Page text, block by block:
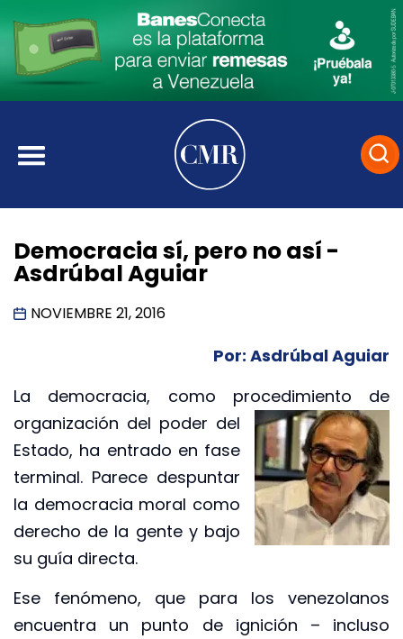
Democracia sí, pero no así -
Asdrúbal Aguiar
NOVIEMBRE 21, 2016
Por: Asdrúbal Aguiar
La democracia, como procedimiento de
organización del poder del
Estado, ha entrado en fase
terminal. Parece despuntar
la democracia moral como
derecho de la gente y bajo
su guía directa.
Ese fenómeno, que para los venezolanos
encuentra un punto de ignición – incluso